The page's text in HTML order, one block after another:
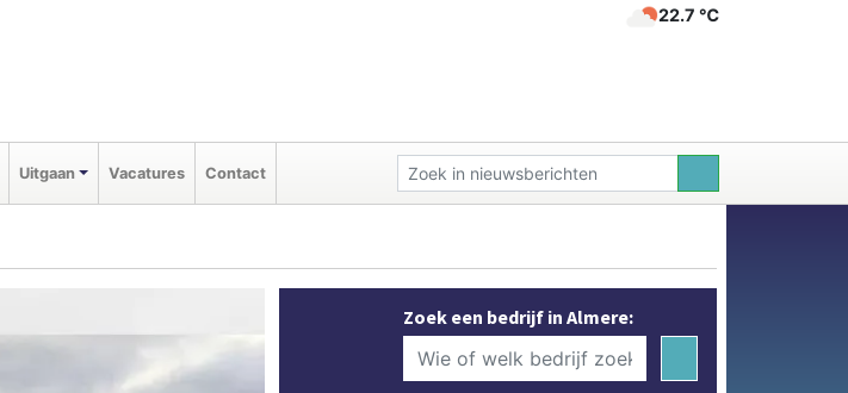
22.7 ℃
Uitgaan Vacatures Contact
Zoek een bedrijf in Almere: